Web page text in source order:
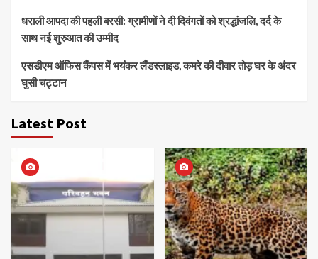
धराली आपदा की पहली बरसी: ग्रामीणों ने दी दिवंगतों को श्रद्धांजलि, दर्द के
साथ नई शुरुआत की उम्मीद
एसडीएम ऑफिस कैंपस में भयंकर लैंडस्लाइड, कमरे की दीवार तोड़ घर के अंदर
घुसी चट्टान
Latest Post